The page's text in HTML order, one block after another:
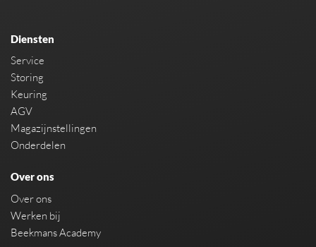
Diensten
Service
Storing
Keuring
AGV
Magazijnstellingen
Onderdelen
Over ons
Over ons
Werken bij
Beekmans Academy